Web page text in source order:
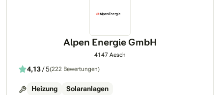
jeden Fall erfüllen können.
Alpen Energie GmbH
4147 Aesch
4,13/ 5(222 Bewertungen)
Heizung
Solaranlagen